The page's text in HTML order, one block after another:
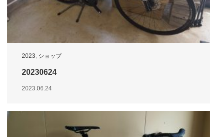
2023, ショップ
20230624
2023.06.24